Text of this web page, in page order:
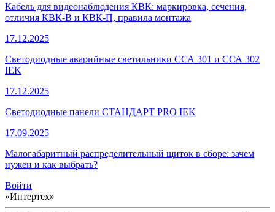
Кабель для видеонаблюдения КВК: маркировка, сечения,
отличия КВК-В и КВК-П, правила монтажа
17.12.2025
Светодиодные аварийные светильники ССА 301 и ССА 302
IEK
17.12.2025
Светодиодные панели СТАНДАРТ PRO IEK
17.09.2025
Малогабаритный распределительный щиток в сборе: зачем
нужен и как выбрать?
Войти
«Интертех»